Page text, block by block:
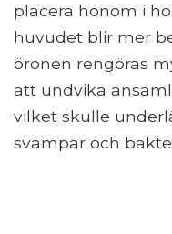
placera honom i
huvudet blir mer
öronen rengöras
att undvika
vilket skulle
svampar och